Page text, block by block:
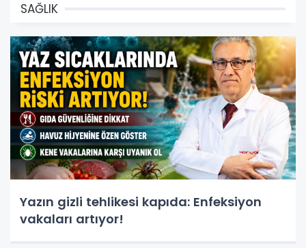
SAĞLIK
Yazın gizli tehlikesi kapıda: Enfeksiyon
vakaları artıyor!